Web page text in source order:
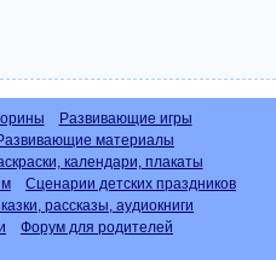
Развивающие игры
материалы
календари, плакаты
Сценарии детских праздников
рассказы, аудиокниги
Форум для родителей